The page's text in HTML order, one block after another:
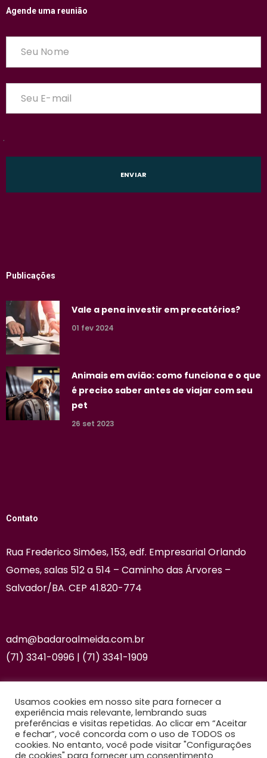
Agende uma reunião
.
Publicações
Vale a pena investir em precatórios?
01 fev 2024
Animais em avião: como funciona e o que
é preciso saber antes de viajar com seu
pet
26 set 2023
Contato
Rua Frederico Simões, 153, edf. Empresarial Orlando
Gomes, salas 512 a 514 – Caminho das Árvores –
Salvador/BA. CEP 41.820-774
adm@badaroalmeida.com.br
(71) 3341-0996 | (71) 3341-1909
© 2025 Badaró Almeida – Todos os Direitos
Reservados. Feito com
pelo time da
Usamos cookies em nosso site para fornecer a
experiência mais relevante, lembrando suas
preferências e visitas repetidas. Ao clicar em “Aceitar
e fechar”, você concorda com o uso de TODOS os
cookies. No entanto, você pode visitar "Configurações
de cookies" para fornecer um consentimento